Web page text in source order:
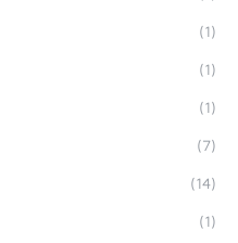
(1)
(1)
(1)
(7)
(14)
(1)